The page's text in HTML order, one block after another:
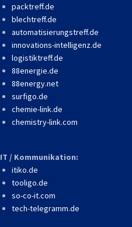
packtreff.de
blechtreff.de
automatisierungstreff.de
innovations-intelligenz.de
logistiktreff.de
88energie.de
88energy.net
surfigo.de
chemie-link.de
chemistry-link.com
IT / Kommunikation:
itiko.de
tooligo.de
so-co-it.com
tech-telegramm.de